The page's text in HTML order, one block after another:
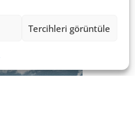
Tercihleri görüntüle